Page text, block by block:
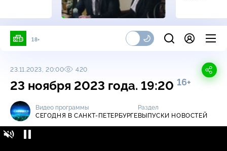
18+
23.11.2023, 20:00 420
23 ноября 2023 года. 19:20 16+
Видео программы
СЕГОДНЯ В САНКТ-ПЕТЕРБУРГЕ
Раздел
ВЫПУСКИ НОВОСТЕЙ